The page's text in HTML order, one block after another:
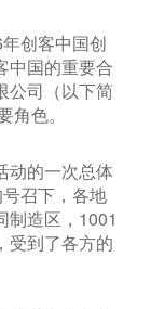
创客中国创
中国的重要合
公司（以下简
色。
动的一次总体
召下，各地
制造区，1001
受到了各方的